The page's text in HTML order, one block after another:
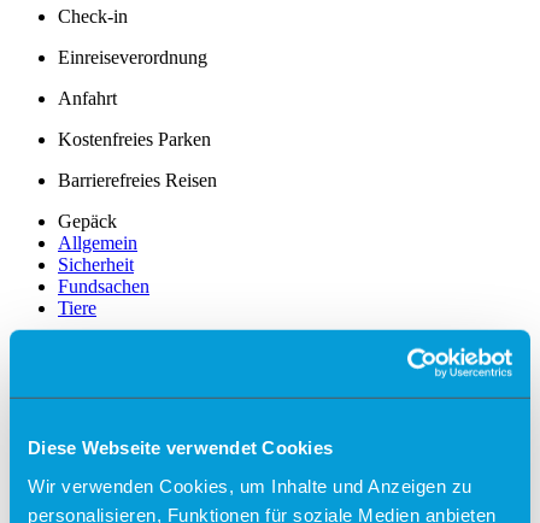
Diese Webseite verwendet Cookies
Wir verwenden Cookies, um Inhalte und Anzeigen zu
personalisieren, Funktionen für soziale Medien anbieten
Check-in
Einreiseverordnung
Anfahrt
Kostenfreies Parken
Barrierefreies Reisen
Gepäck
Allgemein
Sicherheit
Fundsachen
Tiere
Rundflüge